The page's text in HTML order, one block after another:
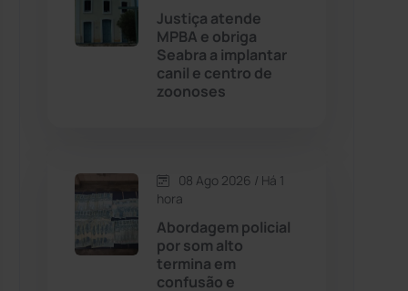
Dom Basílio
Érico Cardoso
Esportes (522)
Justiça atende
MPBA e obriga
Seabra a implantar
canil e centro de
zoonoses
08 Ago 2026 / Há 1
hora
Abordagem policial
por som alto
termina em
confusão e